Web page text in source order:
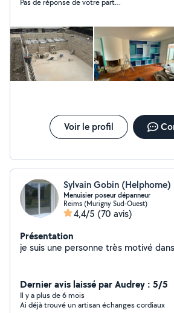
Pas de réponse de votre part…
Voir le profil
Sylvain Gobin (Helphome)
Menuisier poseur dépanneur
Reims (Murigny Sud-Ouest)
4,4/5 (70 avis)
Présentation
je suis une personne très
Dernier avis laissé par Audrey : 5/5
Il y a plus de 6 mois
Ai déjà trouvé un artisan échanges cordiaux